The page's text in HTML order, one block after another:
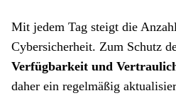
Mit jedem Tag steigt die
Cybersicherheit. Zum Schutz
Verfügbarkeit und
daher ein regelmäßig